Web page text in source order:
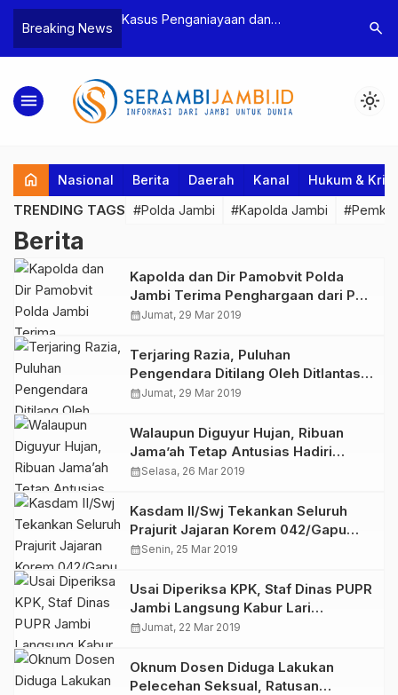
Breaking News
Bea Cukai
Pelaku beserta
dan 146 Gram
Kasus Penganiayaan dan
Tebo Tetapkan Dua Tersangka
Polres
Dua
search
menu light_mode
home Nasional Berita Daerah Kanal Hukum &
TRENDING TAGS #Polda Jambi #Kapolda Jambi
Berita
Kapolda dan Dir Pamobvit Polda
Jambi Terima Penghargaan dari PT
PLN Persero
calendar_monthJumat, 29 Mar 2019
Terjaring Razia, Puluhan
Pengendara Ditilang Oleh Ditlantas
Polda Jambi
calendar_monthJumat, 29 Mar 2019
Walaupun Diguyur Hujan, Ribuan
Jama’ah Tetap Antusias Hadiri
Tabliqh Akbar UAS di Masjid Suryah
Takjub
calendar_monthSelasa, 26 Mar 2019
Kasdam II/Swj Tekankan Seluruh
Prajurit Jajaran Korem 042/Gapu
untuk Selalu Jaga Netralitas
calendar_monthSenin, 25 Mar 2019
Usai Diperiksa KPK, Staf Dinas PUPR
Jambi Langsung Kabur Lari
Tunggang Langgang Menghindari
calendar_monthJumat, 22 Mar 2019
Oknum Dosen Diduga Lakukan
Pelecehan Seksual, Ratusan